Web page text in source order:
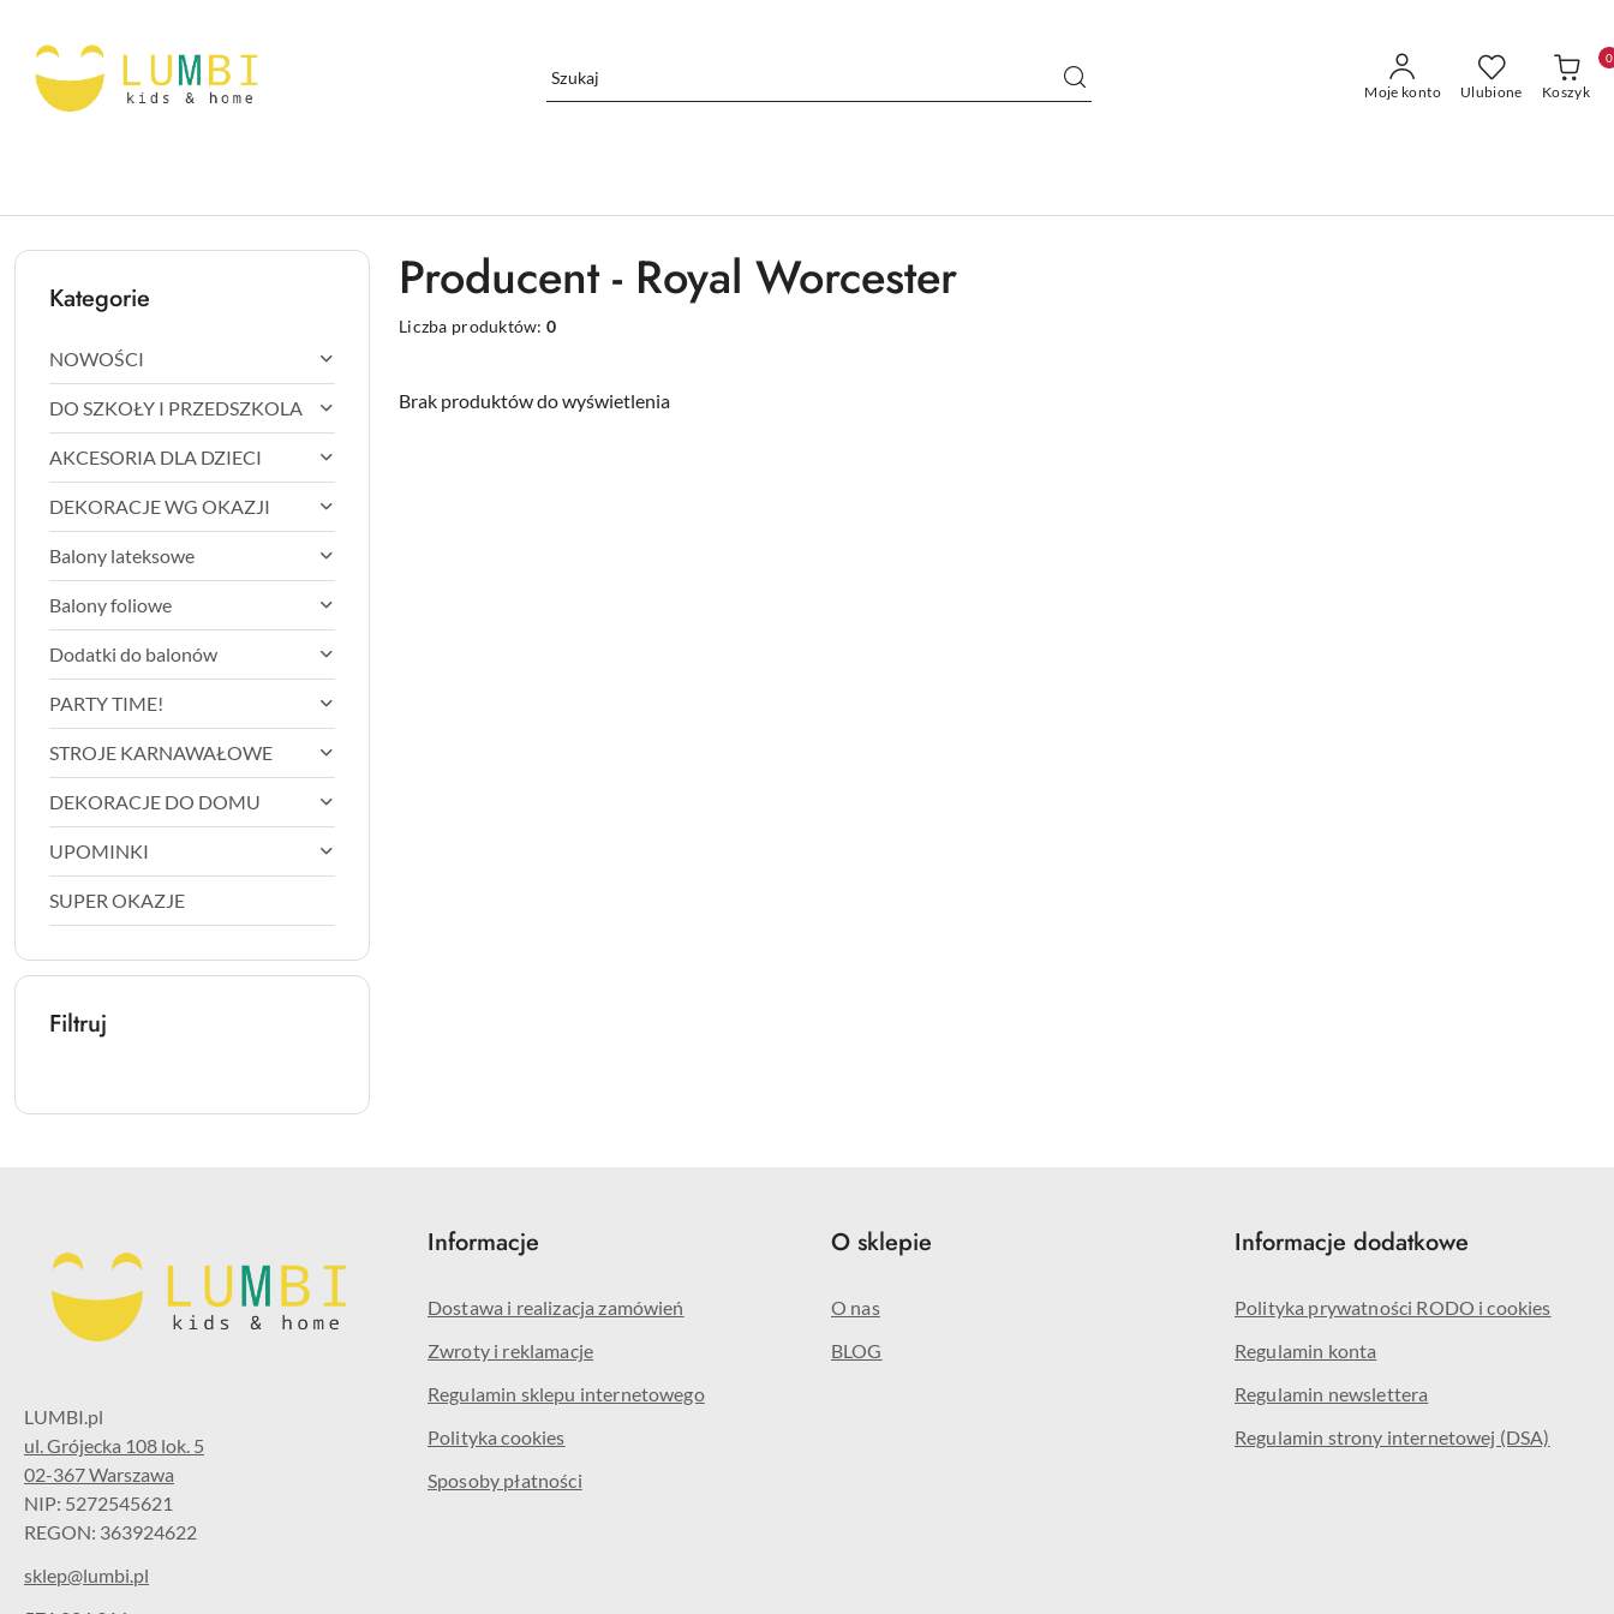
Moje konto Ulubione Koszyk
0
Kategorie
NOWOŚCI
DO SZKOŁY I PRZEDSZKOLA
AKCESORIA DLA DZIECI
DEKORACJE WG OKAZJI
Balony lateksowe
Balony foliowe
Dodatki do balonów
PARTY TIME!
STROJE KARNAWAŁOWE
DEKORACJE DO DOMU
UPOMINKI
SUPER OKAZJE
Filtruj
Producent - Royal Worcester
Liczba produktów:0
Brak produktów do wyświetlenia
ul. Grójecka 108 lok. 5
02-367 Warszawa
NIP: 5272545621
REGON: 363924622
sklep@lumbi.pl
Informacje
Dostawa i realizacja zamówień
Zwroty i reklamacje
Regulamin sklepu internetowego
Polityka cookies
Sposoby płatności
O sklepie
O nas
BLOG
Informacje dodatkowe
Polityka prywatności RODO i cookies
Regulamin konta
Regulamin newslettera
Regulamin strony internetowej (DSA)